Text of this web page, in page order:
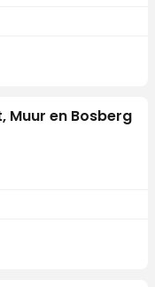
Muur en Bosberg